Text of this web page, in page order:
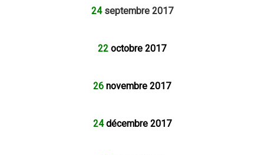
24 septembre 2017
22 octobre 2017
26 novembre 2017
24décembre 2017